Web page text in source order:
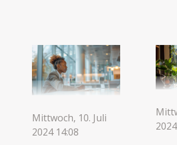
Mittwoch, 10. Juli
2024 14:08